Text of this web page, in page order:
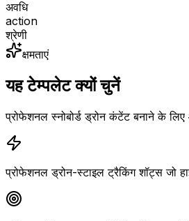
अवधि
action
श्रेणी
क्षमताएं
यह टेम्पलेट क्यों चुनें
प्रोफेशनल स्नोबोर्ड ड्रोन कंटेंट बनाने के
प्रोफेशनल ड्रोन-स्टाइल ट्रैकिंग शॉट्स जो